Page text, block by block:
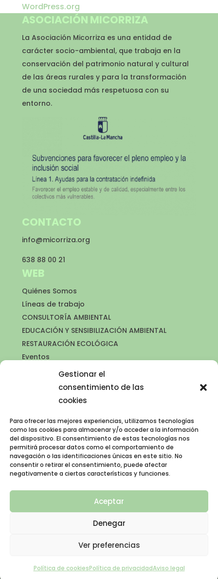
Gestionar el
consentimiento de las
cookies
Para ofrecer las mejores experiencias, utilizamos tecnologías
como las cookies para almacenar y/o acceder a la información
del dispositivo. El consentimiento de estas tecnologías nos
permitirá procesar datos como el comportamiento de
navegación o las identificaciones únicas en este sitio. No
consentir o retirar el consentimiento, puede afectar
negativamente a ciertas características y funciones.
Aceptar
Denegar
Ver preferencias
Política de cookiesPolítica de privacidadAviso legal
WordPress.org
ASOCIACIÓN MICORRIZA
La Asociación Micorriza es una entidad de
carácter socio-ambiental, que trabaja en la
conservación del patrimonio natural y cultural
de las áreas rurales y para la transformación
de una sociedad más respetuosa con su
entorno.
CONTACTO
info@micorriza.org
638 88 00 21
WEB
Quiénes Somos
Líneas de trabajo
CONSULTORÍA AMBIENTAL
EDUCACIÓN Y SENSIBILIZACIÓN AMBIENTAL
RESTAURACIÓN ECOLÓGICA
Eventos
Haz un donativo
Ciencia ciudadana
Puntos de agua
Contacto
Publicaciones
AVISO LEGAL
Política de privacidad
Política de cookies (UE)
Asociación Nacional Micorriza -